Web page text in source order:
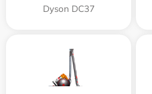
Dyson DC37